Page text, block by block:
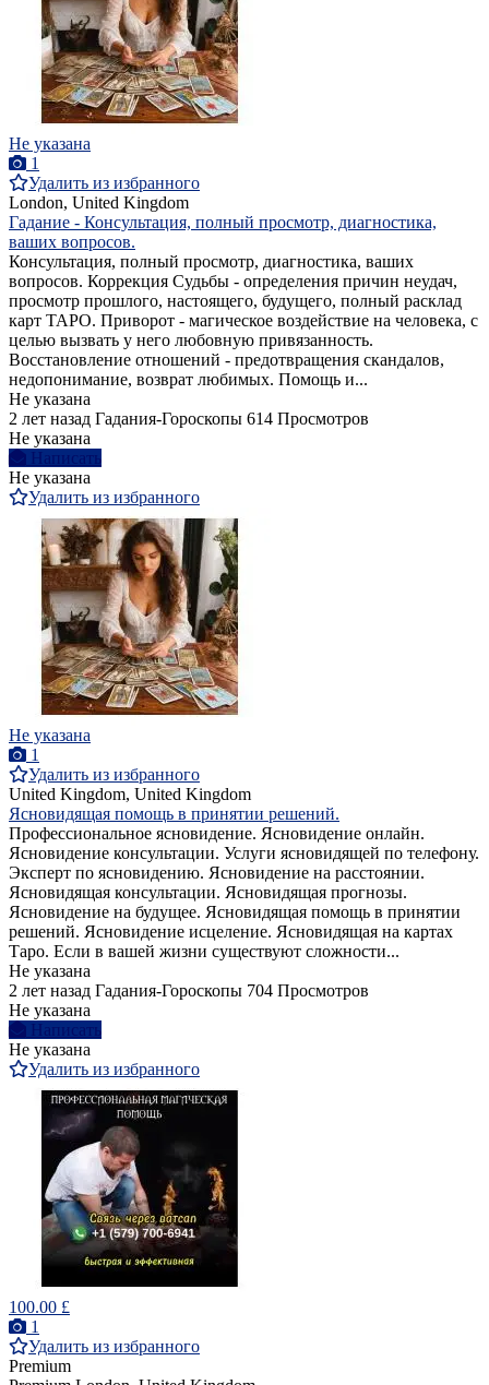
Не указана
1
Удалить из избранного
London, United Kingdom
Гадание - Консультация, полный просмотр, диагностика,
ваших вопросов.
Консультация, полный просмотр, диагностика, ваших
вопросов. Коррекция Судьбы - определения причин неудач,
просмотр прошлого, настоящего, будущего, полный расклад
карт ТАРО. Приворот - магическое воздействие на человека, с
целью вызвать у него любовную привязанность.
Восстановление отношений - предотвращения скандалов,
недопонимание, возврат любимых. Помощь и...
Не указана
2 лет назад Гадания-Гороскопы 614 Просмотров
Не указана
Написать
Не указана
Удалить из избранного
Не указана
1
Удалить из избранного
United Kingdom, United Kingdom
Ясновидящая помощь в принятии решений.
Профессиональное ясновидение. Ясновидение онлайн.
Ясновидение консультации. Услуги ясновидящей по телефону.
Эксперт по ясновидению. Ясновидение на расстоянии.
Ясновидящая консультации. Ясновидящая прогнозы.
Ясновидение на будущее. Ясновидящая помощь в принятии
решений. Ясновидение исцеление. Ясновидящая на картах
Таро. Если в вашей жизни существуют сложности...
Не указана
2 лет назад Гадания-Гороскопы 704 Просмотров
Не указана
Написать
Не указана
Удалить из избранного
100.00 £
1
Удалить из избранного
Premium